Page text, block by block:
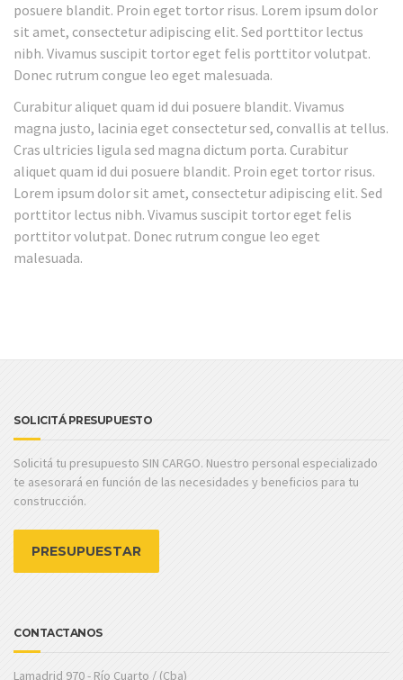
posuere blandit. Proin eget tortor risus. Lorem ipsum dolor
sit amet, consectetur adipiscing elit. Sed porttitor lectus
nibh. Vivamus suscipit tortor eget felis porttitor volutpat.
Donec rutrum congue leo eget malesuada.
Curabitur aliquet quam id dui posuere blandit. Vivamus
magna justo, lacinia eget consectetur sed, convallis at tellus.
Cras ultricies ligula sed magna dictum porta. Curabitur
aliquet quam id dui posuere blandit. Proin eget tortor risus.
Lorem ipsum dolor sit amet, consectetur adipiscing elit. Sed
porttitor lectus nibh. Vivamus suscipit tortor eget felis
porttitor volutpat. Donec rutrum congue leo eget
malesuada.
SOLICITÁ PRESUPUESTO
Solicitá tu presupuesto SIN CARGO. Nuestro personal especializado
te asesorará en función de las necesidades y beneficios para tu
construcción.
PRESUPUESTAR
CONTACTANOS
Lamadrid 970 - Río Cuarto / (Cba)